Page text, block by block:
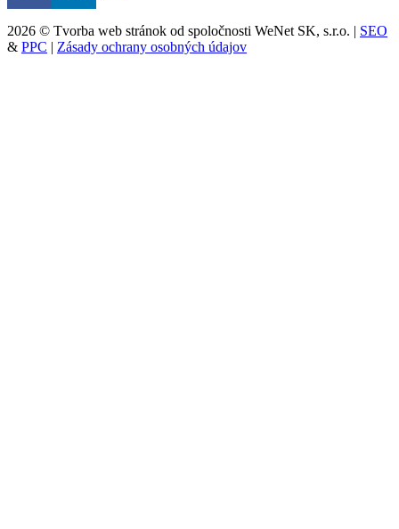
2026 © Tvorba web stránok od spoločnosti WeNet SK, s.r.o. | SEO
& PPC | Zásady ochrany osobných údajov